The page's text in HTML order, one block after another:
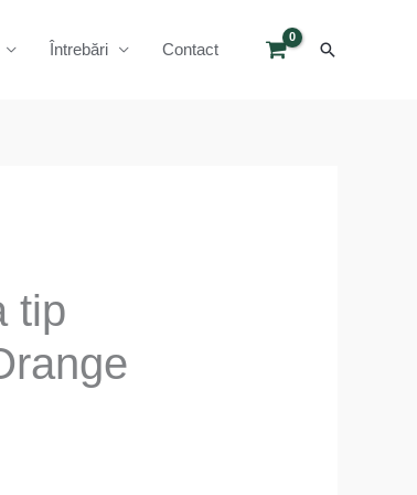
Întrebări Contact Search
tip